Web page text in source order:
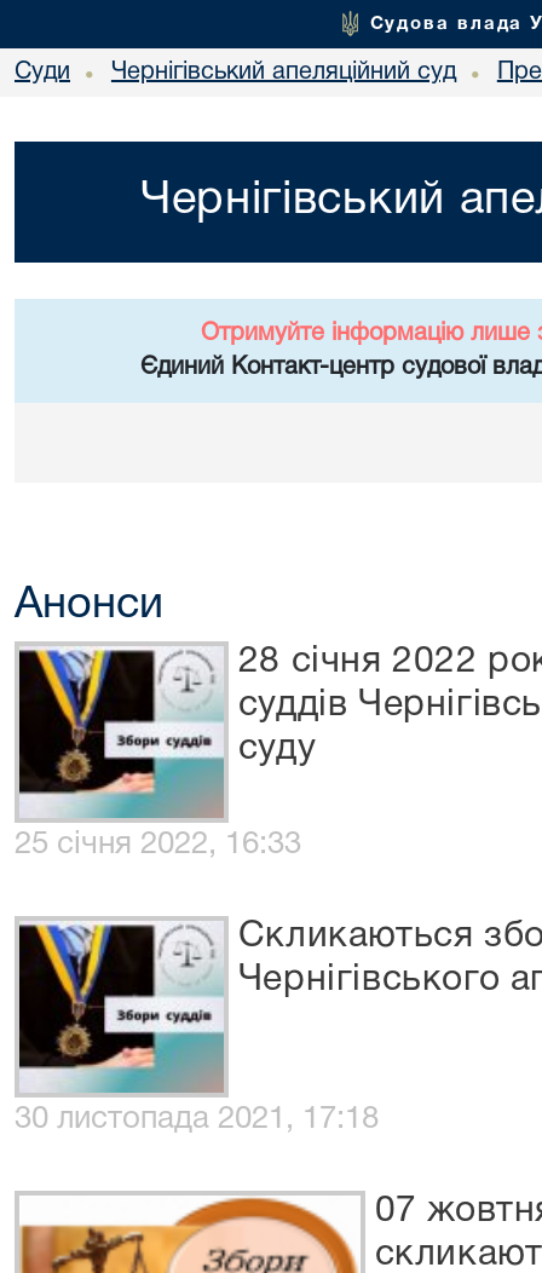
Судова влада
Суди • Чернігівський апеляційний суд •
Чернігівський
Отримуйте інформацію лише
Єдиний Контакт-центр судової
Анонси
28 січня 2022
суддів
суду
25 січня 2022, 16:33
Скликаються
Чернігівського
30 листопада 2021, 17:18
07